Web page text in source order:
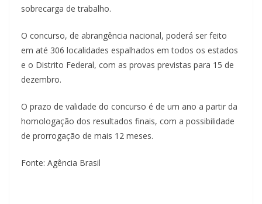
sobrecarga de trabalho.
O concurso, de abrangência nacional, poderá ser feito
em até 306 localidades espalhados em todos os estados
e o Distrito Federal, com as provas previstas para 15 de
dezembro.
O prazo de validade do concurso é de um ano a partir da
homologação dos resultados finais, com a possibilidade
de prorrogação de mais 12 meses.
Fonte: Agência Brasil